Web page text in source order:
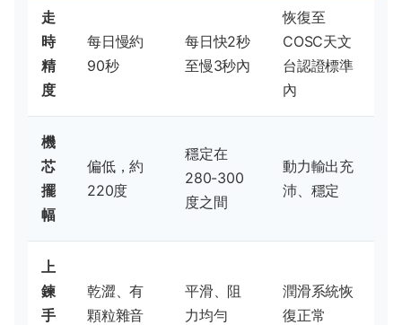
走
時
精
度
每日慢約
90秒
每日快2秒
至慢3秒內
恢復至
COSC天文
台認證標準
內
機
芯
擺
幅
偏低，約
220度
穩定在
280-300
度之間
動力輸出充
沛、穩定
上
鍊
手
乾澀、有
顆粒雜音
平滑、阻
力均勻
潤滑系統恢
復正常